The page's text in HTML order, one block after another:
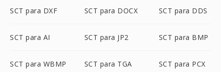
SCT para DXF SCT para DOCX SCT para DDS
SCT para AI SCT para JP2 SCT para BMP
SCT para WBMP SCT para TGA SCT para PCX